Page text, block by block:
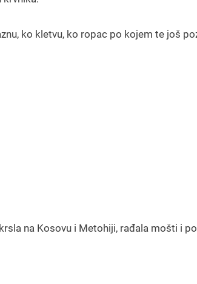
ko kletvu, ko ropac po kojem te još
na Kosovu i Metohiji, rađala mošti i